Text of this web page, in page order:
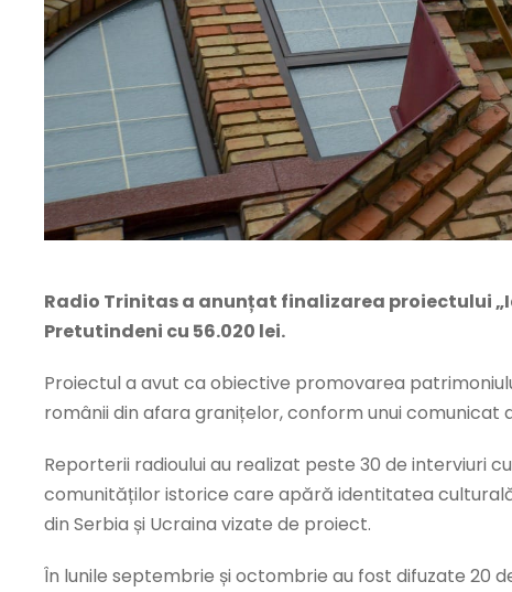
Radio Trinitas a anunțat finalizarea proiectului
Pretutindeni cu 56.020 lei.
Proiectul a avut ca obiective promovarea
românii din afara granițelor, conform unui comunicat
Reporterii radioului au realizat peste 30 de interviuri
comunităților istorice care apără identitatea
din Serbia și Ucraina vizate de proiect.
În lunile septembrie și octombrie au fost difuzate 20